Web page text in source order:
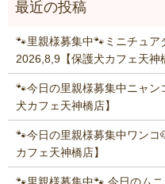
🐾里親様募集中🐾ミニチュ
2026,8,9【保護犬カフェ天神
🐾今日の里親様募集中ニャ
犬カフェ天神橋店】
🐾今日の里親様募集中ワン
カフェ天神橋店】